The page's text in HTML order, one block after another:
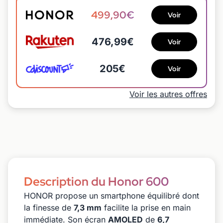
499,90€ Voir
476,99€ Voir
205€ Voir
Voir les autres offres
Description du Honor 600
HONOR propose un smartphone équilibré dont
la finesse de 7,3 mm facilite la prise en main
immédiate. Son écran AMOLED de 6,7